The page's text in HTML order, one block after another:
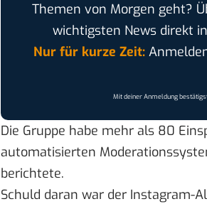
Themen von Morgen geht?
wichtigsten News direkt
Nur für kurze Zeit:
Mit deiner Anmeldung
Die Gruppe habe mehr als 80
automatisierten
berichtete.
Schuld daran war der Instagram-